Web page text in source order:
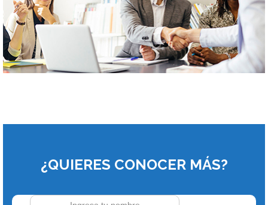
¿QUIERES CONOCER MÁS?